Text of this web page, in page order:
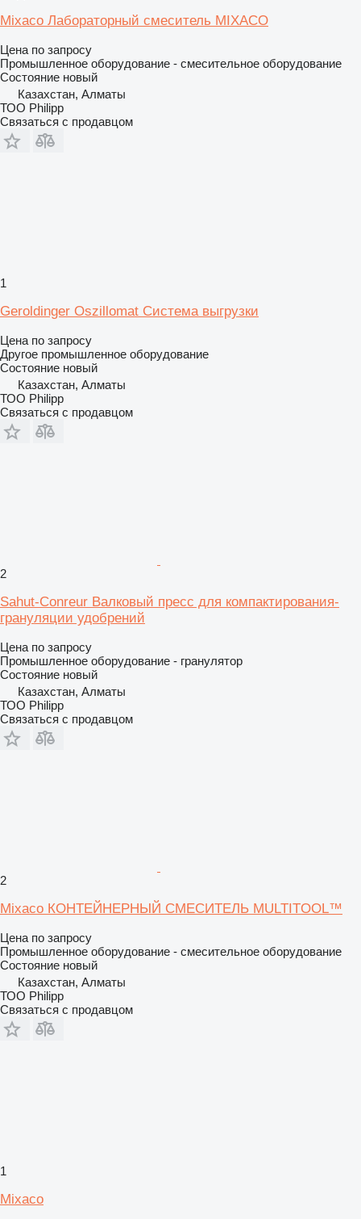
Mixaco Лабораторный смеситель MIXACO
Цена по запросу
Промышленное оборудование - смесительное оборудование
Состояние новый
Казахстан, Алматы
ТОО Philipp
Связаться с продавцом
1
Geroldinger Oszillomat Система выгрузки
Цена по запросу
Другое промышленное оборудование
Состояние новый
Казахстан, Алматы
ТОО Philipp
Связаться с продавцом
2
Sahut-Conreur Валковый пресс для компактирования-
грануляции удобрений
Цена по запросу
Промышленное оборудование - гранулятор
Состояние новый
Казахстан, Алматы
ТОО Philipp
Связаться с продавцом
2
Mixaco КОНТЕЙНЕРНЫЙ СМЕСИТЕЛЬ MULTITOOL™
Цена по запросу
Промышленное оборудование - смесительное оборудование
Состояние новый
Казахстан, Алматы
ТОО Philipp
Связаться с продавцом
1
Mixaco